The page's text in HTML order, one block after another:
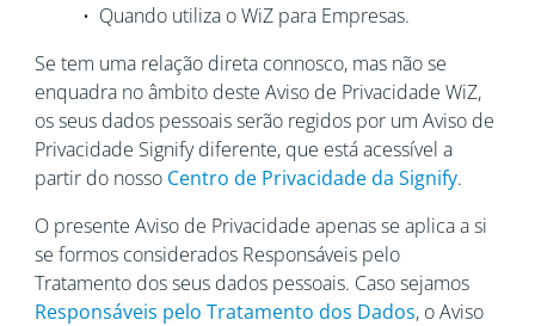
• Quando utiliza o WiZ para Empresas.
Se tem uma relação direta connosco, mas não se
enquadra no âmbito deste Aviso de Privacidade WiZ,
os seus dados pessoais serão regidos por um Aviso de
Privacidade Signify diferente, que está acessível a
partir do nosso Centro de Privacidade da Signify.
O presente Aviso de Privacidade apenas se aplica a si
se formos considerados Responsáveis pelo
Tratamento dos seus dados pessoais. Caso sejamos
Responsáveis pelo Tratamento dos Dados, o Aviso